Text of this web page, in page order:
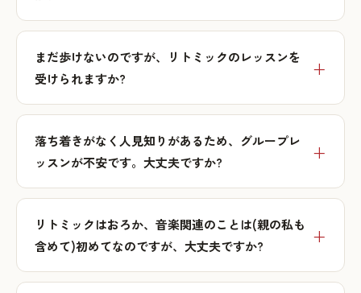
まだ歩けないのですが、リトミックのレッスンを
受けられますか?
落ち着きがなく人見知りがあるため、グループレ
ッスンが不安です。大丈夫ですか?
リトミックはおろか、音楽関連のことは(親の私も
含めて)初めてなのですが、大丈夫ですか?